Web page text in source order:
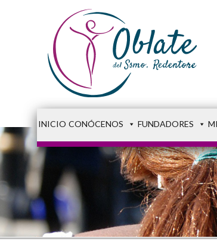
INICIO CONÓCENOS FUNDADORES